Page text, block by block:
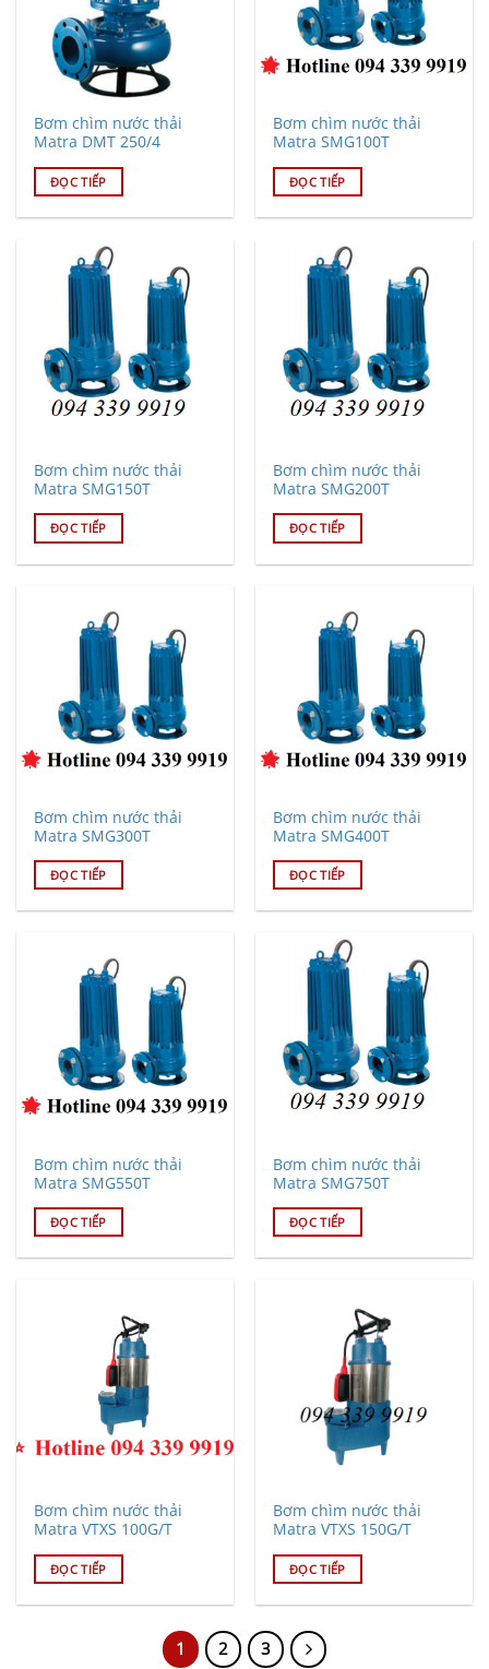
Bơm chìm nước thải
Matra DMT 250/4
ĐỌC TIẾP
Bơm chìm nước thải
Matra SMG100T
ĐỌC TIẾP
Bơm chìm nước thải
Matra SMG150T
ĐỌC TIẾP
Bơm chìm nước thải
Matra SMG200T
ĐỌC TIẾP
Bơm chìm nước thải
Matra SMG300T
ĐỌC TIẾP
Bơm chìm nước thải
Matra SMG400T
ĐỌC TIẾP
Bơm chìm nước thải
Matra SMG550T
ĐỌC TIẾP
Bơm chìm nước thải
Matra SMG750T
ĐỌC TIẾP
Bơm chìm nước thải
Matra VTXS 100G/T
ĐỌC TIẾP
Bơm chìm nước thải
Matra VTXS 150G/T
ĐỌC TIẾP
1 2 3